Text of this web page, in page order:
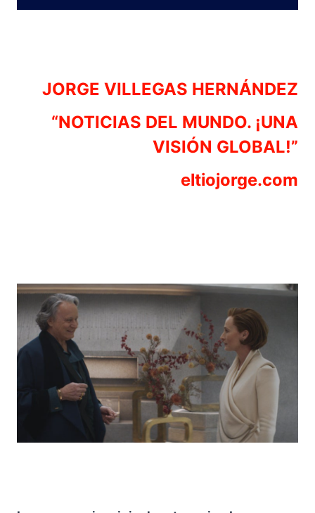
JORGE VILLEGAS HERNÁNDEZ
“NOTICIAS DEL MUNDO. ¡UNA
VISIÓN GLOBAL!”
eltiojorge.com